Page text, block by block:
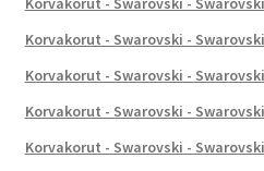
Korvakorut - Swarovski -
Korvakorut - Swarovski -
Korvakorut - Swarovski -
Korvakorut - Swarovski -